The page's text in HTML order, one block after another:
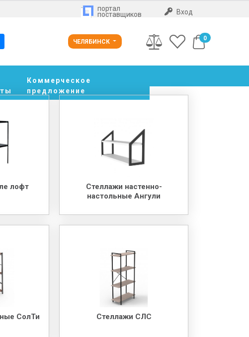
портал
поставщиков Вход
ЧЕЛЯБИНСК 0
Коммерческое
предложение
лофт
Стеллажи настенно-
настольные Ангули
СолТи
Стеллажи СЛС